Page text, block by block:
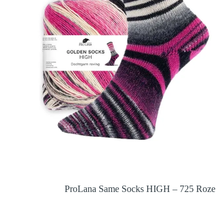
ProLana Same Socks HIGH – 725 Roze